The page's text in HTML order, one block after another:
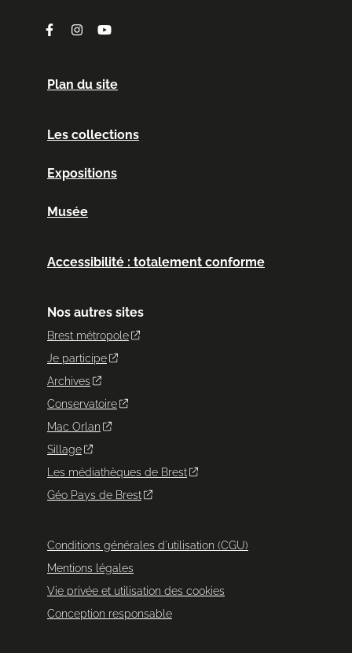
Facebook
InstagramYoutube
Plan du site
Les collections
Expositions
Musée
Accessibilité : totalement conforme
Nos autres sites
Brest métropole
Je participe
Archives
Conservatoire
Mac Orlan
Sillage
Les médiathèques de Brest
Géo Pays de Brest
Conditions générales d'utilisation (CGU)
Mentions légales
Vie privée et utilisation des cookies
Conception responsable